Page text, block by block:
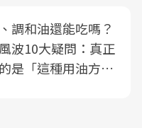
調和油還能吃嗎？
波10大疑問：真正
是「這種用油方